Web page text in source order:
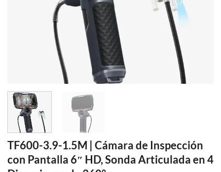
TF600-3.9-1.5M | Cámara de Inspección
con Pantalla 6″ HD, Sonda Articulada en 4